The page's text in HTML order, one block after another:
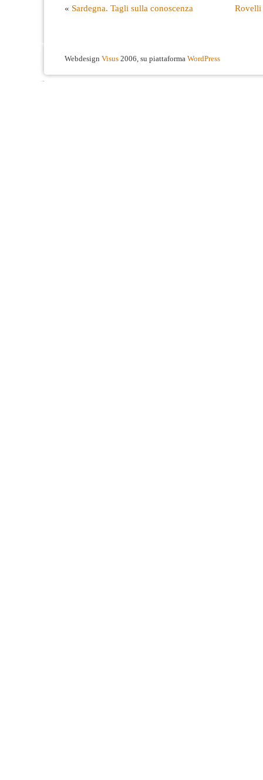
« Sardegna. Tagli sulla conoscenza Rovelli
Webdesign Visus 2006, su piattaforma WordPress